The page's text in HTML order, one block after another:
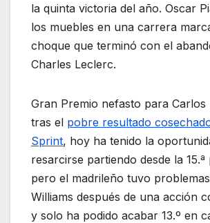
la quinta victoria del año. Oscar
los muebles en una carrera
choque que terminó con el
Charles Leclerc.
Gran Premio nefasto para Carlos
tras el pobre resultado
Sprint, hoy ha tenido la
resarcirse partiendo desde la 15.ª
pero el madrileño tuvo
Williams después de una acción
y solo ha podido acabar 13.º en